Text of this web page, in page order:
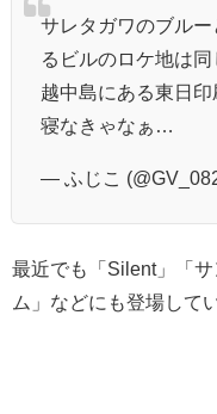
サレタガワのブル
るビルのロケ地は同
越中島にある東日印
寝なきゃなぁ…
— ふじこ
最近でも「Silent」「
ム」などにも登場して